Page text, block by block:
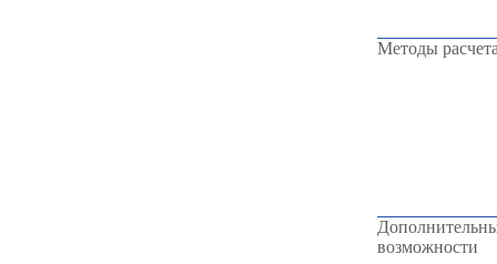
Методы
возможности